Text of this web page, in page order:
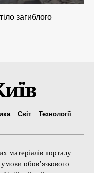
загиблого
Світ
Технології
матеріалів порталу
обов’язкового